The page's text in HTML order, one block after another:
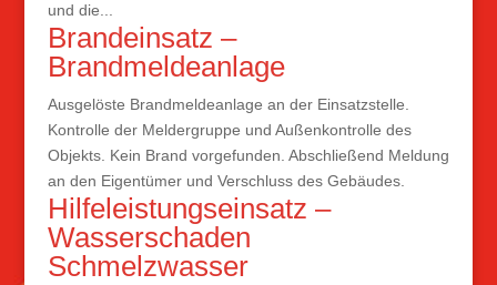
und die...
Brandeinsatz –
Brandmeldeanlage
Ausgelöste Brandmeldeanlage an der Einsatzstelle.
Kontrolle der Meldergruppe und Außenkontrolle des
Objekts. Kein Brand vorgefunden. Abschließend Meldung
an den Eigentümer und Verschluss des Gebäudes.
Hilfeleistungseinsatz –
Wasserschaden
Schmelzwasser